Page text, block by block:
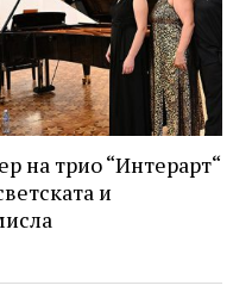
на трио “Интерарт“
и